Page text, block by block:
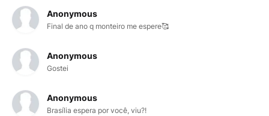
Anonymous
Final de ano q monteiro me espere🥰
Anonymous
Gostei
Anonymous
Brasília espera por você, viu?!